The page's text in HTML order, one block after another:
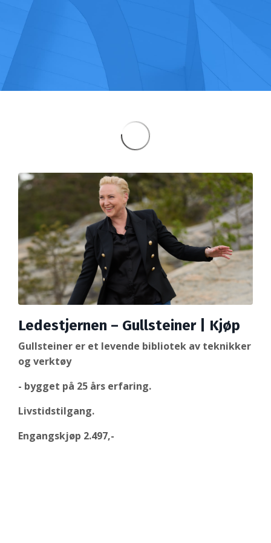
Ledestjernen – Gullsteiner | Kjøp
Gullsteiner er et levende bibliotek av teknikker
og verktøy
- bygget på 25 års erfaring.
Livstidstilgang.
Engangskjøp 2.497,-